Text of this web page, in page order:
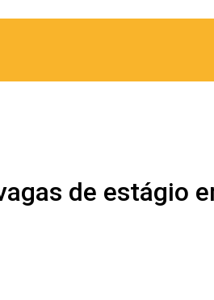
de estágio